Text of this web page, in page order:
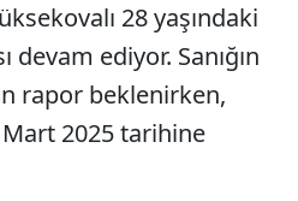
28 yaşındaki
devam ediyor. Sanığın
rapor beklenirken,
2025 tarihine